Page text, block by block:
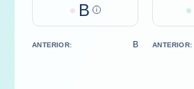
B Help
ANTERIOR: B ANTERIOR: